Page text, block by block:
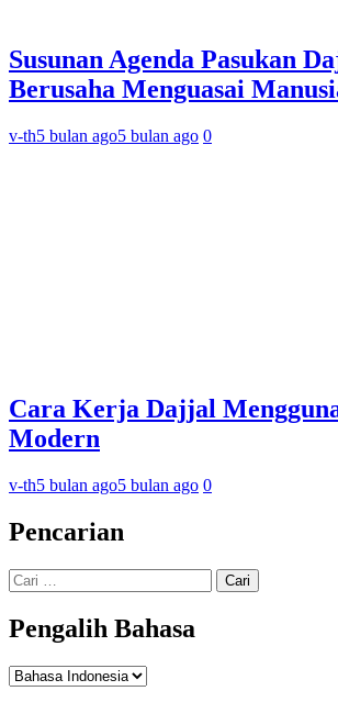
Susunan Agenda Pasukan
Berusaha Menguasai
v-th5 bulan ago5 bulan ago 0
Cara Kerja Dajjal
Modern
v-th5 bulan ago5 bulan ago 0
Pencarian
Cari
untuk:
Pengalih Bahasa
Pengalih